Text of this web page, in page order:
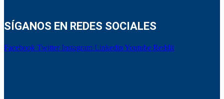
SÍGANOS EN REDES SOCIALES
Facebook Twitter Instagram Linkedin Youtube Reddit